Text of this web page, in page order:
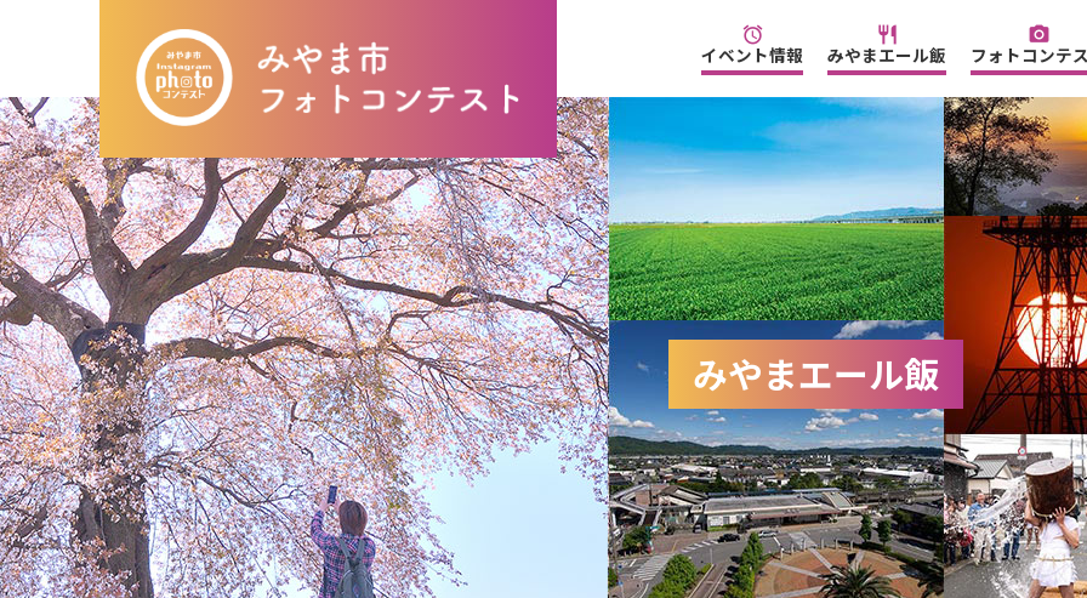
alarm
イベント情報
restaurant
みやまエール飯
camera_alt
フォトコンテ
みやまエール飯